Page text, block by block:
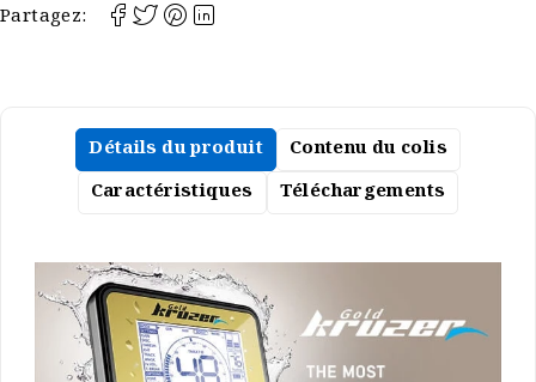
Partagez:
Détails du produit
Contenu du colis
Caractéristiques
Téléchargements